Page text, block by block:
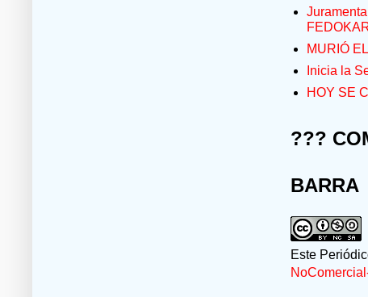
MURIÓ
Inicia la
HOY SE
???
BARRA
Este